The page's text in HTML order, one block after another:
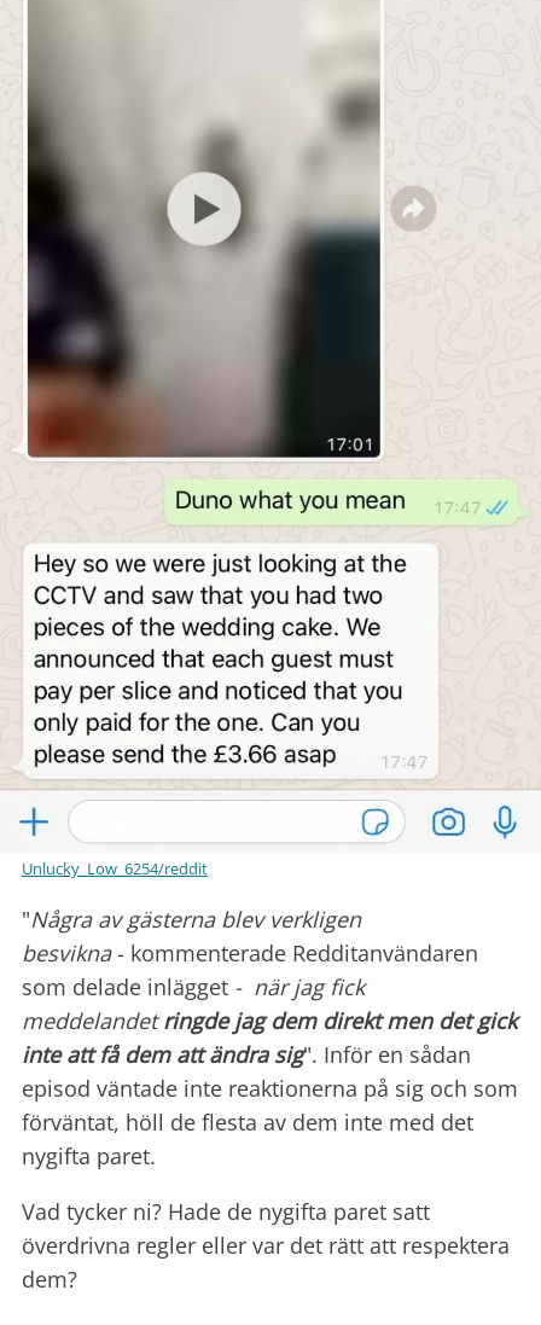
Unlucky_Low_6254/reddit
"Några av gästerna blev verkligen
besvikna- kommenterade Redditanvändaren
som delade inlägget - när jag fick
meddelandetringde jag dem direkt men det gick
inte att få dem att ändra sig". Inför en sådan
episod väntade inte reaktionerna på sig och som
förväntat, höll de flesta av dem inte med det
nygifta paret.
Vad tycker ni? Hade de nygifta paret satt
överdrivna regler eller var det rätt att respektera
dem?